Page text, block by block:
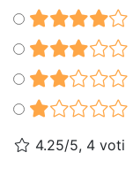
4.25/5, 4 voti